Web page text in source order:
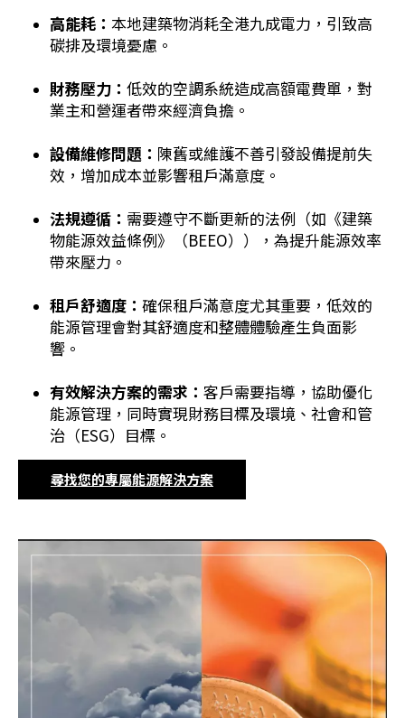
高能耗： 本地建築物消耗全港九成電力，引致高
碳排及環境憂慮。
財務壓力： 低效的空調系統造成高額電費單，對
業主和營運者帶來經濟負擔。
設備維修問題： 陳舊或維護不善引發設備提前失
效，增加成本並影響租戶滿意度。
法規遵循： 需要遵守不斷更新的法例（如《建築
物能源效益條例》（BEEO）），為提升能源效率
帶來壓力。
租戶舒適度： 確保租戶滿意度尤其重要，低效的
能源管理會對其舒適度和整體體驗產生負面影
響。
有效解決方案的需求： 客戶需要指導，協助優化
能源管理，同時實現財務目標及環境、社會和管
治（ESG）目標。
尋找您的專屬能源解決方案